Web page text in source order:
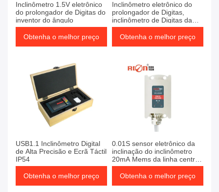
Inclinômetro 1.5V eletrônico
do prolongador de Digitas do
inventor do ângulo
Obtenha o melhor preço
Inclinômetro eletrônico do
prolongador de Digitas,
inclinômetro de Digitas da
precisão 1.5V
Obtenha o melhor preço
USB1.1 Inclinômetro Digital
de Alta Precisão e Ecrã Táctil
IP54
Obtenha o melhor preço
0.01S sensor eletrônico da
inclinação do inclinômetro
20mA Mems da linha central
da reação dois
Obtenha o melhor preço